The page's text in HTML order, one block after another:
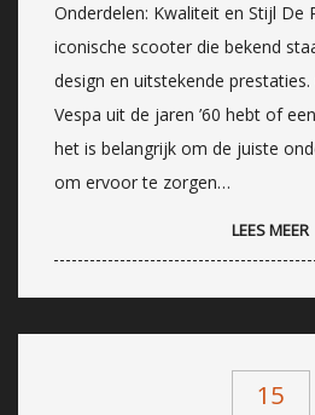
Onderdelen: Kwaliteit en Stijl De
iconische scooter die bekend
design en uitstekende
Vespa uit de jaren ’60 hebt of
het is belangrijk om de juiste
om ervoor te zorgen…
LEES MEER
15